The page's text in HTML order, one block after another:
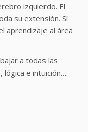
izquierdo. El
su extensión. Sí
aprendizaje al área
a todas las
lógica e intuición….